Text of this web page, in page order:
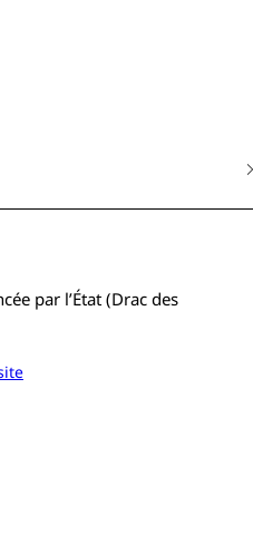
par l’État (Drac des